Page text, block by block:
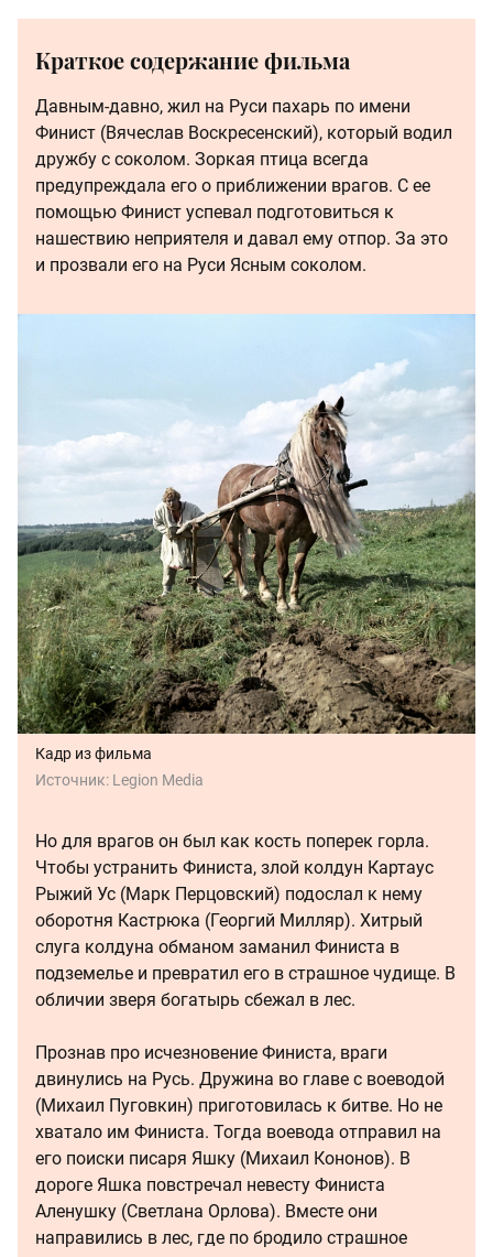
Краткое содержание фильма
Давным-давно, жил на Руси пахарь по имени
Финист (Вячеслав Воскресенский), который водил
дружбу с соколом. Зоркая птица всегда
предупреждала его о приближении врагов. С ее
помощью Финист успевал подготовиться к
нашествию неприятеля и давал ему отпор. За это
и прозвали его на Руси Ясным соколом.
Кадр из фильма
Источник: Legion Media
Но для врагов он был как кость поперек горла.
Чтобы устранить Финиста, злой колдун Картаус
Рыжий Ус (Марк Перцовский) подослал к нему
оборотня Кастрюка (Георгий Милляр). Хитрый
слуга колдуна обманом заманил Финиста в
подземелье и превратил его в страшное чудище. В
обличии зверя богатырь сбежал в лес.
Прознав про исчезновение Финиста, враги
двинулись на Русь. Дружина во главе с воеводой
(Михаил Пуговкин) приготовилась к битве. Но не
хватало им Финиста. Тогда воевода отправил на
его поиски писаря Яшку (Михаил Кононов). В
дороге Яшка повстречал невесту Финиста
Аленушку (Светлана Орлова). Вместе они
направились в лес, где по бродило страшное